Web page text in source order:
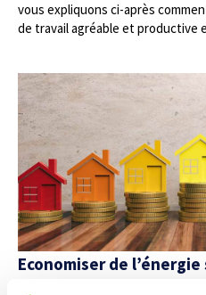
vous expliquons ci-après
de travail agréable et productive
Economiser de